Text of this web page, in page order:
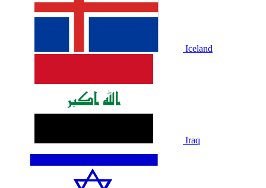
Iceland
Iraq